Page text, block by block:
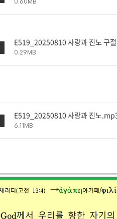
0.60MB
E519_20250810 사랑과 진노 구
0.29MB
E519_20250810 사랑과 진노
6.11MB